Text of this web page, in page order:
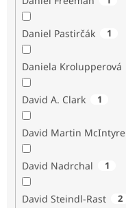
Daniel Pastirčák 1
Daniela Krolupperová
David A. Clark 1
David Martin McIntyre
David Nadrchal 1
David Steindl-Rast 2